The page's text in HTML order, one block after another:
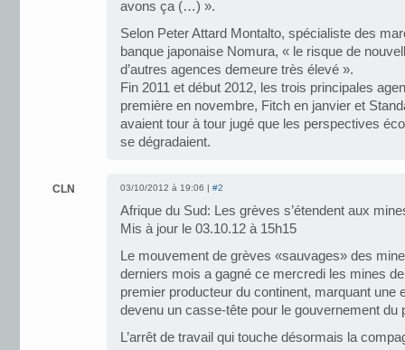
avons ça (…) ».
Selon Peter Attard Montalto, spécialiste des
banque japonaise Nomura, « le risque de
d’autres agences demeure très élevé ».
Fin 2011 et début 2012, les trois principales
première en novembre, Fitch en janvier et
avaient tour à tour jugé que les perspectives
se dégradaient.
CLN 03/10/2012 à 19:06 | #2
Afrique du Sud: Les grèves s’étendent aux
Mis à jour le 03.10.12 à 15h15
Le mouvement de grèves «sauvages» des
derniers mois a gagné ce mercredi les mines
premier producteur du continent, marquant une
devenu un casse-tête pour le gouvernement du
L’arrêt de travail qui touche désormais la